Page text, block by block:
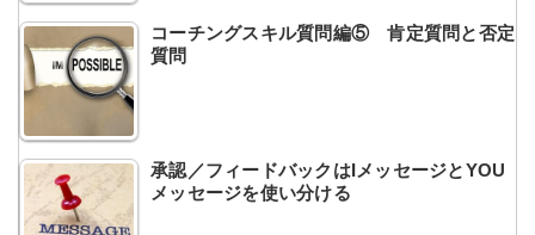
コーチングスキル質問編⑤ 肯定質問と否定
質問
承認／フィードバックはIメッセージとYOU
メッセージを使い分ける